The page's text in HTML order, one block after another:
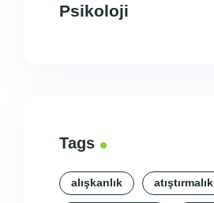
Psikoloji
Tags
alışkanlık atıştırmalık